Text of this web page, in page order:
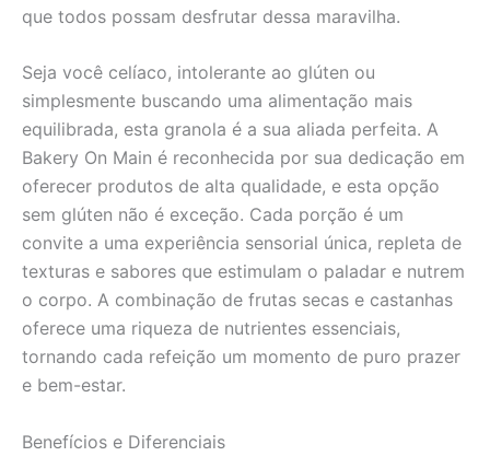
que todos possam desfrutar dessa maravilha.
Seja você celíaco, intolerante ao glúten ou
simplesmente buscando uma alimentação mais
equilibrada, esta granola é a sua aliada perfeita. A
Bakery On Main é reconhecida por sua dedicação em
oferecer produtos de alta qualidade, e esta opção
sem glúten não é exceção. Cada porção é um
convite a uma experiência sensorial única, repleta de
texturas e sabores que estimulam o paladar e nutrem
o corpo. A combinação de frutas secas e castanhas
oferece uma riqueza de nutrientes essenciais,
tornando cada refeição um momento de puro prazer
e bem-estar.
Benefícios e Diferenciais